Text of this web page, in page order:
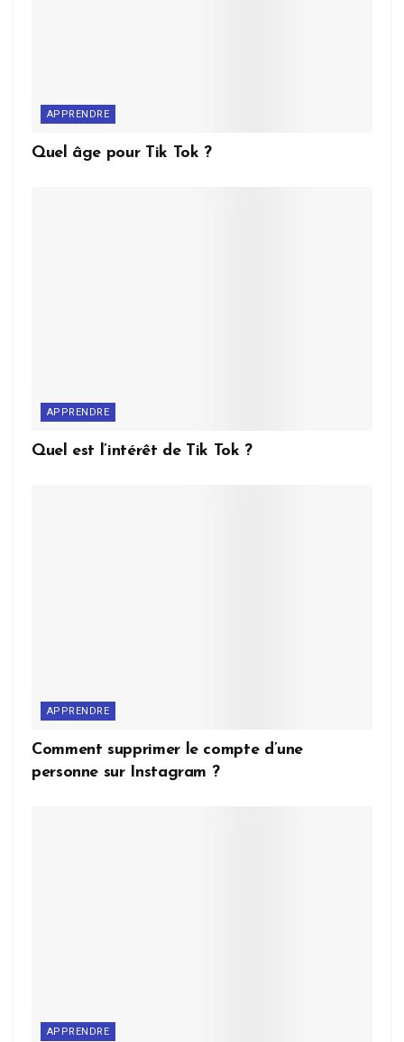
APPRENDRE
Quel âge pour Tik Tok ?
APPRENDRE
Quel est l’intérêt de Tik Tok ?
APPRENDRE
Comment supprimer le compte d’une
personne sur Instagram ?
APPRENDRE